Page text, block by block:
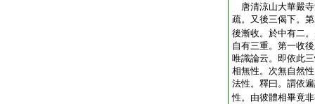
唐清涼山大華嚴
疏。又後三偈下。
後漸收。於中有二
自有三重。第一收
唯識論云。即依此
相無性。次無自然
法性。釋曰。謂依
性。由彼體相畢竟